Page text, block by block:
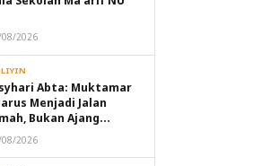
2026
Abta: Muktamar
Menjadi Jalan
Bukan Ajang
Kekuasaan
2026